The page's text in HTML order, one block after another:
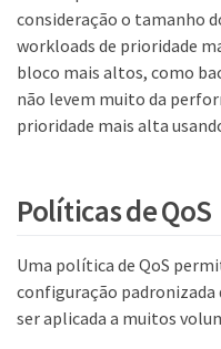
consideração o tamanho
workloads de prioridade
bloco mais altos, como
não levem muito da
prioridade mais alta
Políticas de QoS
Uma política de QoS
configuração padronizada
ser aplicada a muitos